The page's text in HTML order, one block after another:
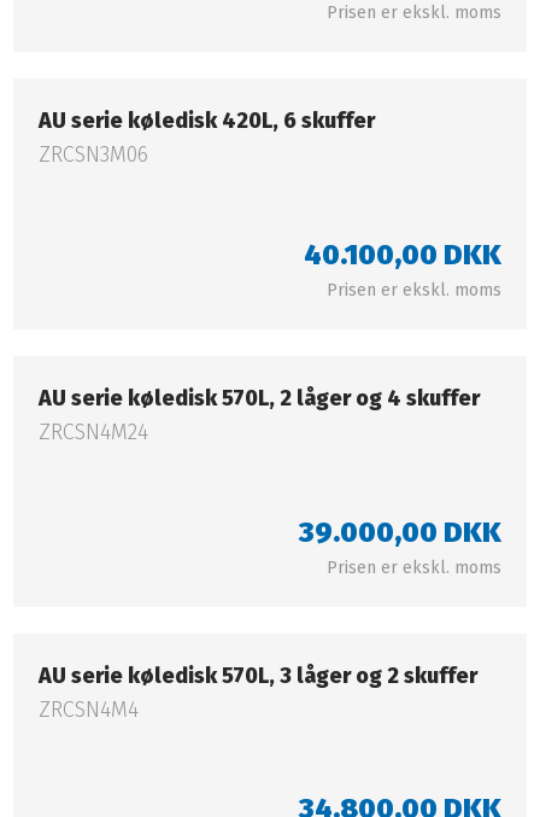
Prisen er ekskl. moms​
AU serie køledisk 420L, 6 skuffer​
ZRCSN3M06
40.100,00 DKK​
Prisen er ekskl. moms​
AU serie køledisk 570L, 2 låger og 4 skuffer​
ZRCSN4M24
39.000,00 DKK​
Prisen er ekskl. moms​
AU serie køledisk 570L, 3 låger og 2 skuffer​
ZRCSN4M4
34.800,00 DKK​